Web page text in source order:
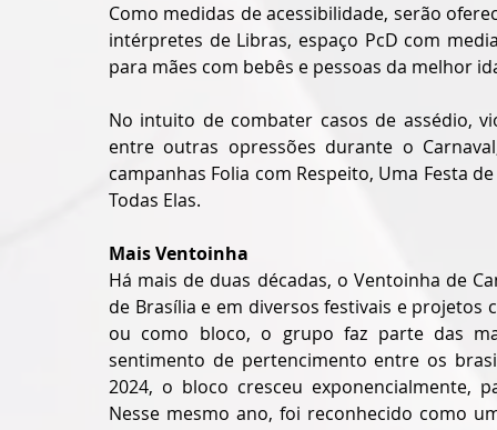
Como medidas de acessibilidade, serão
intérpretes de Libras, espaço PcD com
para mães com bebês e pessoas da melhor
No intuito de combater casos de assédio,
entre outras opressões durante o
campanhas Folia com Respeito, Uma Festa
Todas Elas.
Mais Ventoinha
Há mais de duas décadas, o Ventoinha de
de Brasília e em diversos festivais e projetos
ou como bloco, o grupo faz parte das
sentimento de pertencimento entre os
2024, o bloco cresceu exponencialmente,
Nesse mesmo ano, foi reconhecido como